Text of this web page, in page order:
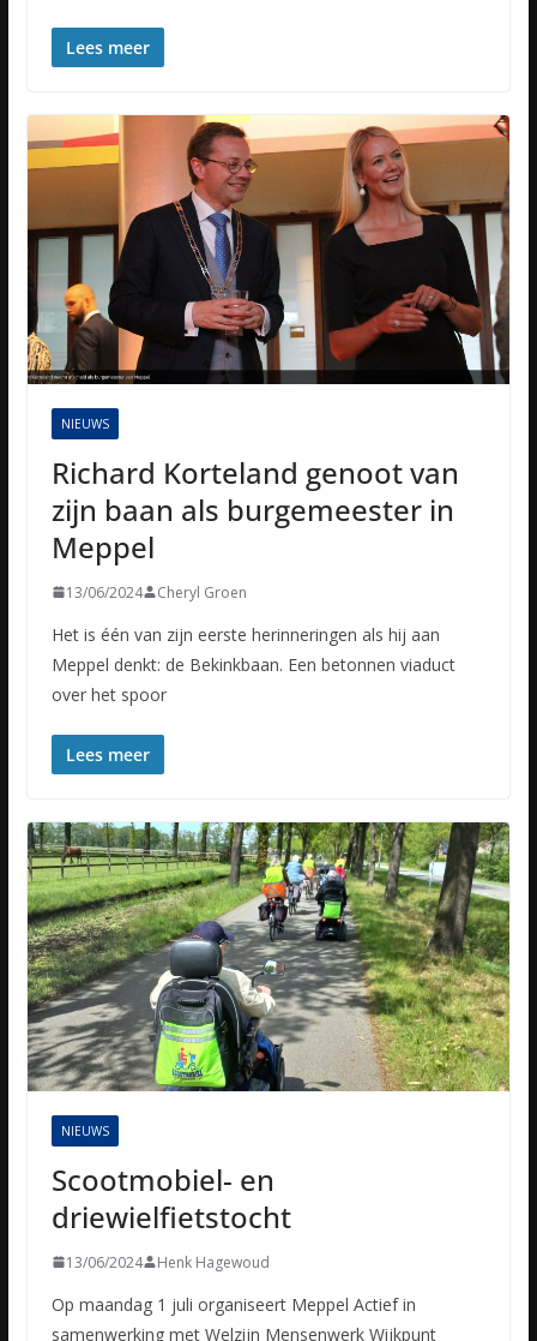
Lees meer
NIEUWS
Richard Korteland genoot van
zijn baan als burgemeester in
Meppel
13/06/2024 Cheryl Groen
Het is één van zijn eerste herinneringen als hij aan
Meppel denkt: de Bekinkbaan. Een betonnen viaduct
over het spoor
Lees meer
NIEUWS
Scootmobiel- en
driewielfietstocht
13/06/2024 Henk Hagewoud
Op maandag 1 juli organiseert Meppel Actief in
samenwerking met Welzijn Mensenwerk Wijkpunt